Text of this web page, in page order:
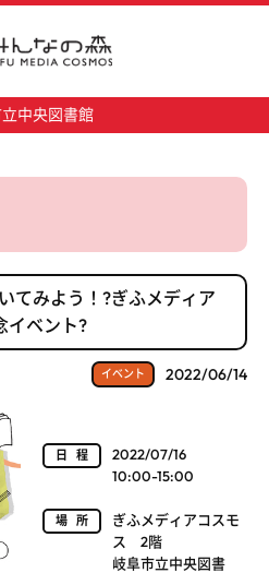
中央図書館
てみよう！?ぎふメディア
イベント?
イベント 2022/06/14
日程
2022/07/16
10:00-15:00
場所
ぎふメディアコスモ
ス 2階
岐阜市立中央図書